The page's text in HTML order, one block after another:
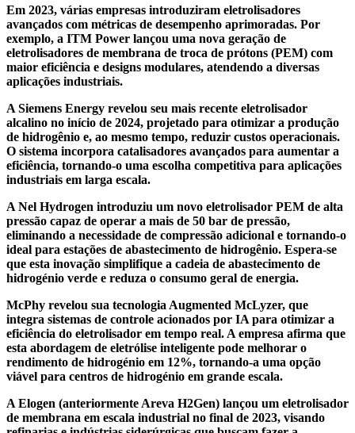
Em 2023, várias empresas introduziram eletrolisadores
avançados com métricas de desempenho aprimoradas. Por
exemplo, a ITM Power lançou uma nova geração de
eletrolisadores de membrana de troca de prótons (PEM) com
maior eficiência e designs modulares, atendendo a diversas
aplicações industriais.
A Siemens Energy revelou seu mais recente eletrolisador
alcalino no início de 2024, projetado para otimizar a produção
de hidrogênio e, ao mesmo tempo, reduzir custos operacionais.
O sistema incorpora catalisadores avançados para aumentar a
eficiência, tornando-o uma escolha competitiva para aplicações
industriais em larga escala.
A Nel Hydrogen introduziu um novo eletrolisador PEM de alta
pressão capaz de operar a mais de 50 bar de pressão,
eliminando a necessidade de compressão adicional e tornando-o
ideal para estações de abastecimento de hidrogênio. Espera-se
que esta inovação simplifique a cadeia de abastecimento de
hidrogénio verde e reduza o consumo geral de energia.
McPhy revelou sua tecnologia Augmented McLyzer, que
integra sistemas de controle acionados por IA para otimizar a
eficiência do eletrolisador em tempo real. A empresa afirma que
esta abordagem de eletrólise inteligente pode melhorar o
rendimento de hidrogénio em 12%, tornando-a uma opção
viável para centros de hidrogénio em grande escala.
A Elogen (anteriormente Areva H2Gen) lançou um eletrolisador
de membrana em escala industrial no final de 2023, visando